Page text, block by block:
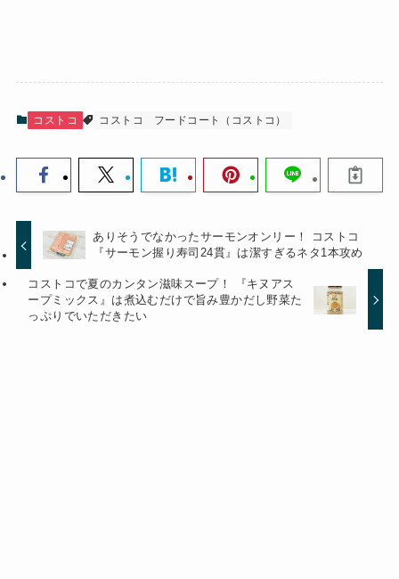
コストコ コストコ フードコート（コストコ）
ありそうでなかったサーモンオンリー！ コストコ
『サーモン握り寿司24貫』は潔すぎるネタ1本攻め
コストコで夏のカンタン滋味スープ！ 『キヌアス
ープミックス』は煮込むだけで旨み豊かだし野菜た
っぷりでいただきたい